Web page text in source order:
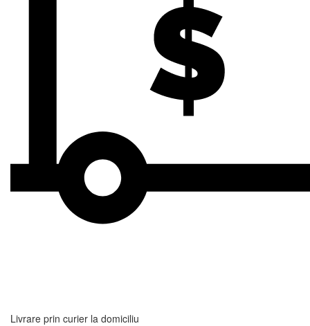
Livrare prin curier la domiciliu